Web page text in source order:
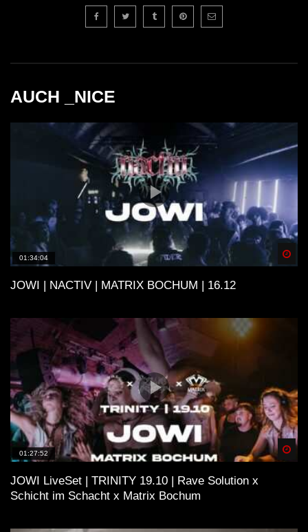
AUCH _NICE
01:34:04
JOWI | NACTIV | MATRIX BOCHUM | 16.12
01:27:52
JOWI LiveSet | TRINITY 19.10 | Rave Solution x
Schicht im Schacht x Matrix Bochum